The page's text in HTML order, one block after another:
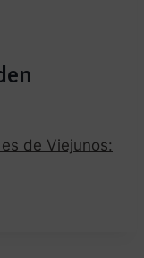
de Viejunos: